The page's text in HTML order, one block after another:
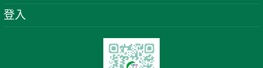
登入